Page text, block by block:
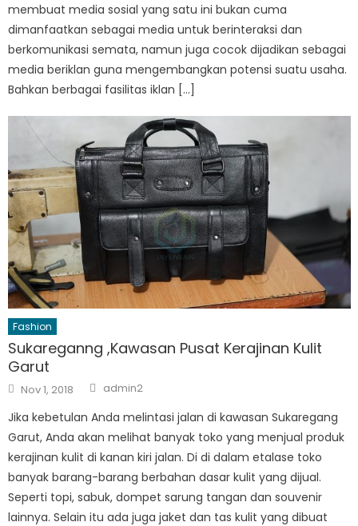
membuat media sosial yang satu ini bukan cuma
dimanfaatkan sebagai media untuk berinteraksi dan
berkomunikasi semata, namun juga cocok dijadikan sebagai
media beriklan guna mengembangkan potensi suatu usaha.
Bahkan berbagai fasilitas iklan […]
Fashion
Sukareganng ,Kawasan Pusat Kerajinan Kulit
Garut
Posted
on
Nov 1, 2018 Author
admin2
Jika kebetulan Anda melintasi jalan di kawasan Sukaregang
Garut, Anda akan melihat banyak toko yang menjual produk
kerajinan kulit di kanan kiri jalan. Di di dalam etalase toko
banyak barang-barang berbahan dasar kulit yang dijual.
Seperti topi, sabuk, dompet sarung tangan dan souvenir
lainnya. Selain itu ada juga jaket dan tas kulit yang dibuat